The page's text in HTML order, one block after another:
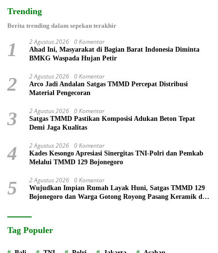
Trending
Berita trending dalam sepekan terakhir
1 2 Agustus 2026 0 Komentar
Ahad Ini, Masyarakat di Bagian Barat Indonesia Diminta
BMKG Waspada Hujan Petir
2 2 Agustus 2026 0 Komentar
Arco Jadi Andalan Satgas TMMD Percepat Distribusi
Material Pengecoran
3 2 Agustus 2026 0 Komentar
Satgas TMMD Pastikan Komposisi Adukan Beton Tepat
Demi Jaga Kualitas
4 2 Agustus 2026 0 Komentar
Kades Kesongo Apresiasi Sinergitas TNI-Polri dan Pemkab
Melalui TMMD 129 Bojonegoro
5 2 Agustus 2026 0 Komentar
Wujudkan Impian Rumah Layak Huni, Satgas TMMD 129
Bojonegoro dan Warga Gotong Royong Pasang Keramik di
Tag Populer